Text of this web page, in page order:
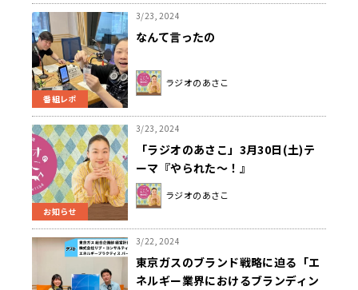
番組レポ
3/23, 2024
なんて言ったの⁇
ラジオのあさこ
お知らせ
3/23, 2024
「ラジオのあさこ」3月30日(土)テ
ーマ『やられた〜！』
ラジオのあさこ
3/22, 2024
東京ガスのブランド戦略に迫る「エ
ネルギー業界におけるブランディン